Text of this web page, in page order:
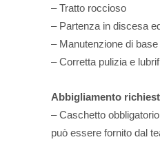
– Tratto roccioso
– Partenza in discesa
– Manutenzione di base
– Corretta pulizia e
Abbigliamento
– Caschetto
può essere fornito dal